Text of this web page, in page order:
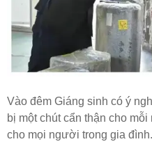
Vào đêm Giáng sinh có ý
bị một chút cẩn thận cho
cho mọi người trong gia